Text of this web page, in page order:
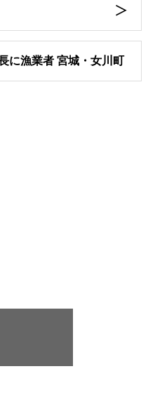
漁業者 宮城・女川町